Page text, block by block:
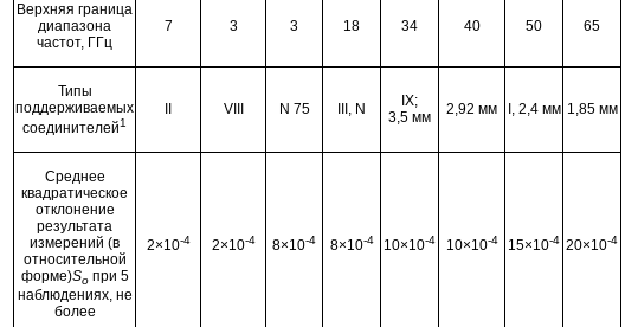
Верхняя граница
диапазона
частот, ГГц
7 3 3 18 34 40 50 65
Типы
поддерживаемых
соединителей1
VIII N 75 III, N
IX;
3,5 мм
2,92 мм I, 2,4 мм 1,85 мм
Среднее
квадратическое
отклонение
результата
измерений (в
относительной
форме)Sопри 5
наблюдениях, не
более
2×10-4 2×10-4 8×10-4 8×10-4 10×10-4 10×10-4 15×10-4 20×10-4